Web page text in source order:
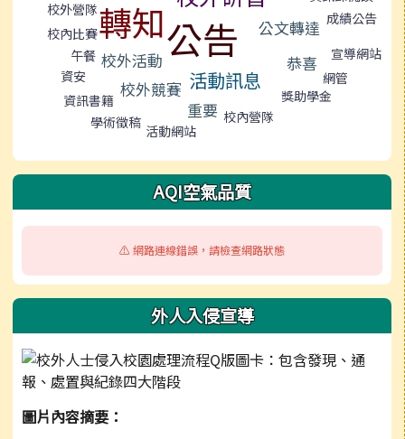
校外營隊轉知
校內比賽 公告 公文轉達 成績公告
午餐
資安
校外活動 恭喜 宣導網站
校外競賽 活動訊息
網管
資訊書籍
重要
獎助學金
學術徵稿 活動網站
校內營隊
AQI空氣品質
⚠️ 網路連線錯誤，請檢查網路狀態
外人入侵宣導
圖片內容摘要：